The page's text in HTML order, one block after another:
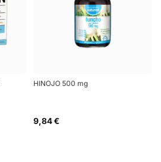
HINOJO 500 mg
9,84 €